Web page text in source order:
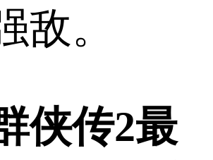
敌。
侠传2最